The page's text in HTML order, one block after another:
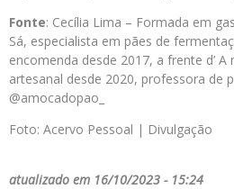
Fonte: Cecília Lima – Formada em
Sá, especialista em pães de
encomenda desde 2017, a frente d’
artesanal desde 2020, professora de
@amocadopao_
Foto: Acervo Pessoal | Divulgação
atualizado em 16/10/2023 - 15:24